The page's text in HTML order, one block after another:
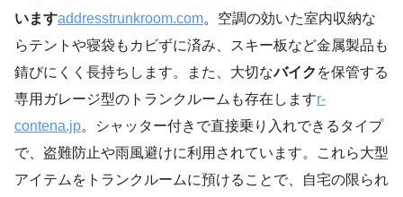
いますaddresstrunkroom.com。空調の効いた室内収納な
らテントや寝袋もカビずに済み、スキー板など金属製品も
錆びにくく長持ちします。また、大切なバイク を保管する
専用ガレージ型のトランクルームも存在しますr-
contena.jp。シャッター付きで直接乗り入れできるタイプ
で、盗難防止や雨風避けに利用されています。これら大型
アイテムをトランクルームに預けることで、自宅の限られ